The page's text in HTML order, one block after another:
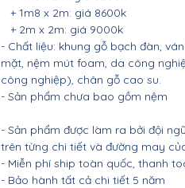
+ 1m8 x 2m: giá 8600k
+ 2m x 2m: giá 9000k
- Chất liệu: khung gỗ bạch đàn,
mặt, nệm mút foam, da công
công nghiệp), chân gỗ cao su.
- Sản phẩm chưa bao gồm nệm
- Sản phẩm được làm ra bởi đội
trên từng chi tiết và đường may
- Miễn phí ship toàn quốc, thanh
- Bảo hành tất cả chi tiết 5 năm